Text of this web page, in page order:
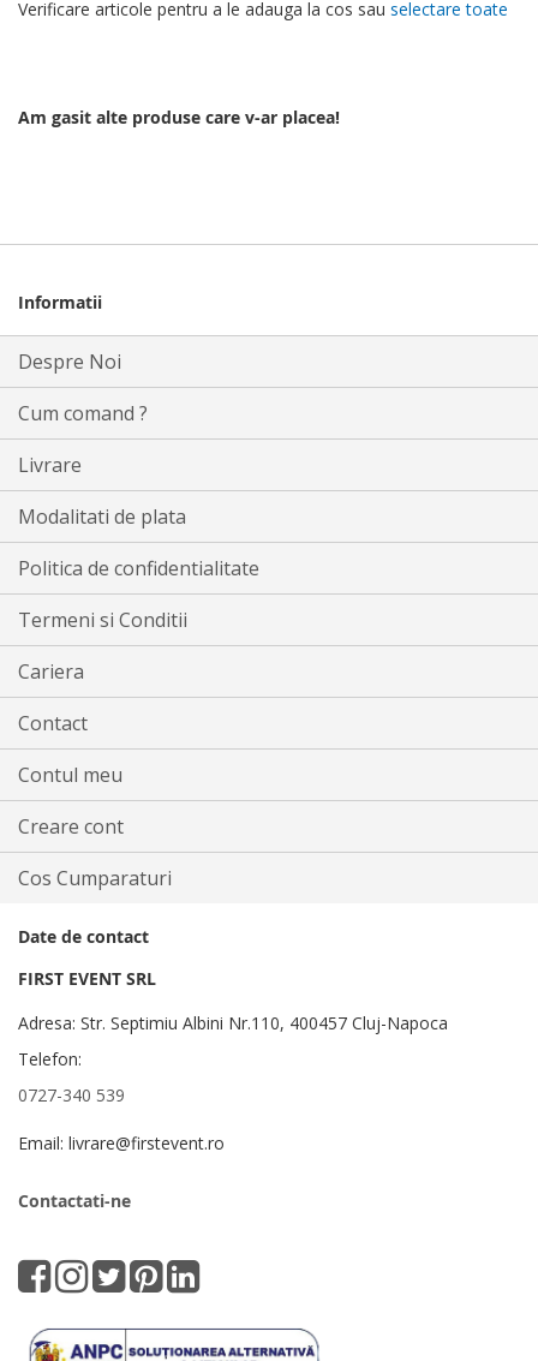
Verificare articole pentru a le adauga la cos sau selectare toate
Am gasit alte produse care v-ar placea!
Informatii
Despre Noi
Cum comand ?
Livrare
Modalitati de plata
Politica de confidentialitate
Termeni si Conditii
Cariera
Contact
Contul meu
Creare cont
Cos Cumparaturi
Date de contact
FIRST EVENT SRL
Adresa: Str. Septimiu Albini Nr.110, 400457 Cluj-Napoca
Telefon:
0727-340 539
Email: livrare@firstevent.ro
Contactati-ne